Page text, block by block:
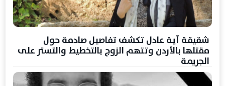
شقيقة آية عادل تكشف تفاصيل صادمة حول
مقتلها بالأردن وتتهم الزوج بالتخطيط والتستر على
الجريمة